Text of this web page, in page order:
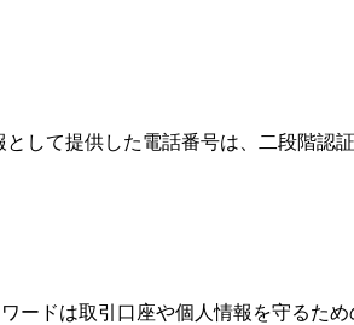
して提供した電話番号は、二段階
ードは取引口座や個人情報を守るた